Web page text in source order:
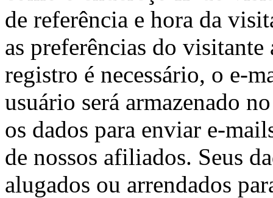
de referência e hora da
as preferências do
registro é necessário, o e-
usuário será armazenado
os dados para enviar e-
de nossos afiliados. Seus
alugados ou arrendados